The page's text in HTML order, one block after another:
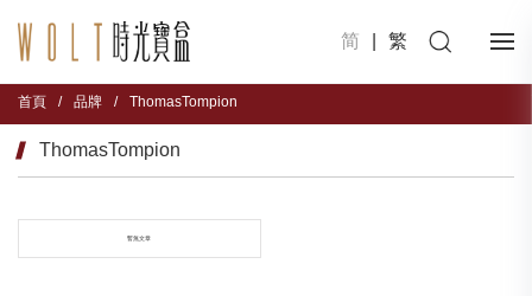
简 繁
首頁 / 品牌 / ThomasTompion
ThomasTompion
暫無文章